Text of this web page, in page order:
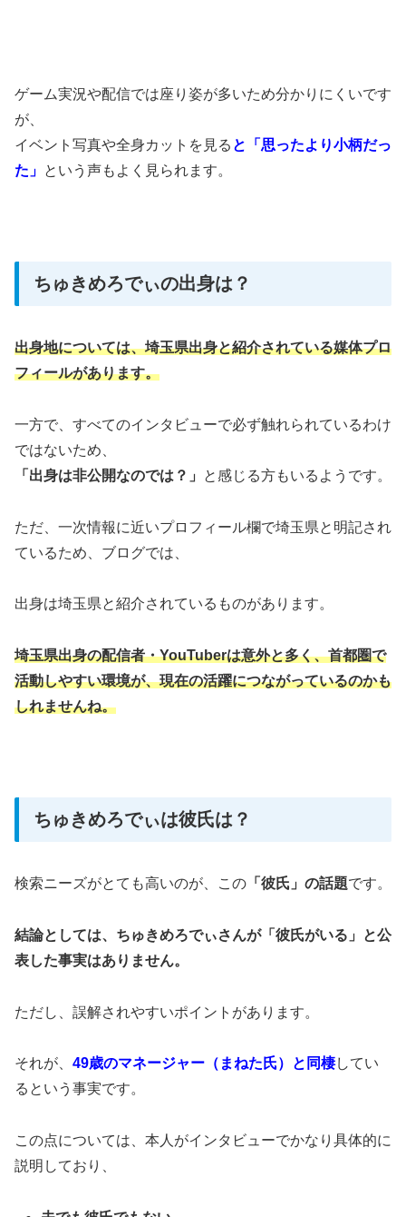
ゲーム実況や配信では座り姿が多いため分かりにくいです
が、
イベント写真や全身カットを見る と「思ったより小柄だっ
た」 という声もよく見られます。
ちゅきめろでぃの出身は？
出身地については、埼玉県出身と紹介されている媒体プロ
フィールがあります。
一方で、すべてのインタビューで必ず触れられているわけ
ではないため、
「出身は非公開なのでは？」
と感じる方もいるようです。
ただ、一次情報に近いプロフィール欄で埼玉県と明記され
ているため、ブログでは、
出身は埼玉県と紹介されているものがあります。
埼玉県出身の配信者・YouTuberは意外と多く、首都圏で
活動しやすい環境が、現在の活躍につながっているのかも
しれませんね。
ちゅきめろでぃは彼氏は？
検索ニーズがとても高いのが、この 「彼氏」の話題です。
結論としては、ちゅきめろでぃさんが「彼氏がいる」と公
表した事実はありません。
ただし、誤解されやすいポイントがあります。
それが、 49歳のマネージャー（まねた氏）と同棲してい
るという事実です。
この点については、本人がインタビューでかなり具体的に
説明しており、